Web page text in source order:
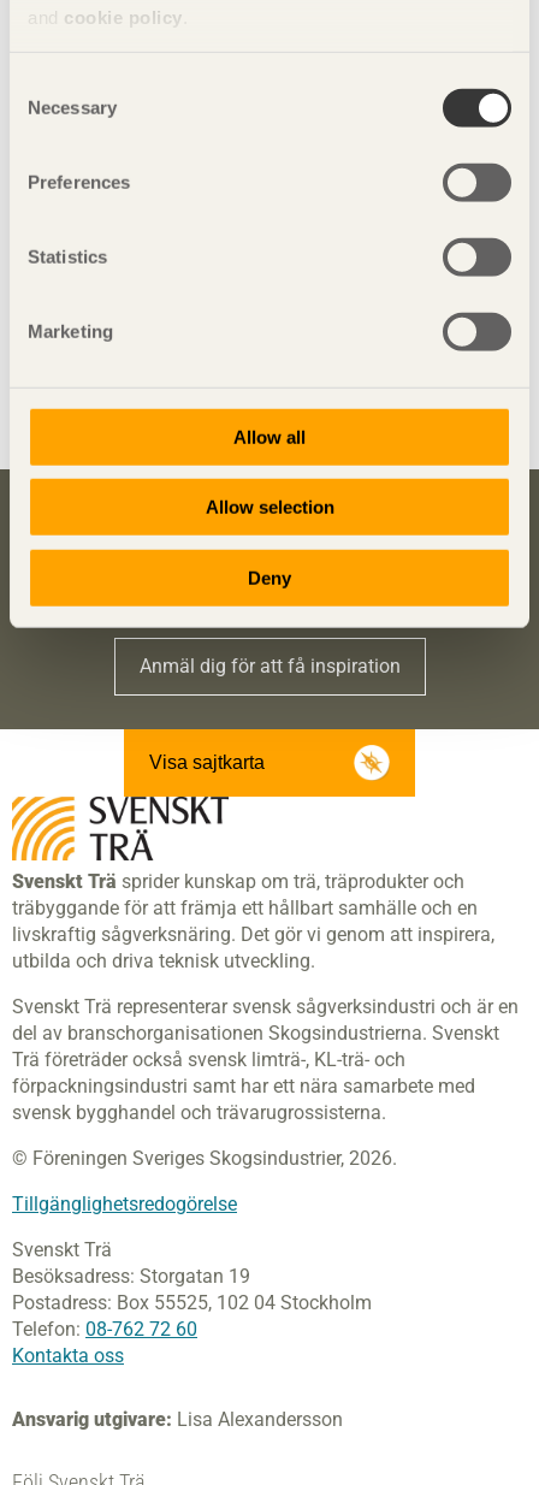
and cookie policy
Selection
Necessary
Preferences
Statistics
Marketing
Allow all
Allow selection
Deny
Nyckelord
limträ miljö
Svenskt Trä
Bli inspirerad och lär dig mer om trä
Anmäl dig här för att få information om publikationer,
seminarier och Svenskt Träs nyhetsbrevTrä.
Anmäl dig för att få inspiration
Visa sajtkarta
Svenskt Trä sprider kunskap om trä, träprodukter och
träbyggande för att främja ett hållbart samhälle och en
livskraftig sågverksnäring. Det gör vi genom att inspirera,
utbilda och driva teknisk utveckling.
Svenskt Trä representerar svensk sågverksindustri och är en
del av branschorganisationen Skogsindustrierna. Svenskt
Trä företräder också svensk limträ-, KL-trä- och
förpackningsindustri samt har ett nära samarbete med
svensk bygghandel och trävarugrossisterna.
© Föreningen Sveriges Skogsindustrier, 2026.
Tillgänglighetsredogörelse
Svenskt Trä
Besöksadress: Storgatan 19
Postadress: Box 55525, 102 04 Stockholm
Telefon: 08-762 72 60
Kontakta oss
Ansvarig utgivare: Lisa Alexandersson